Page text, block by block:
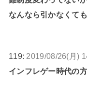
なんなら引かなくて
119: 2019/08/26(月)
インフレゲー時代の